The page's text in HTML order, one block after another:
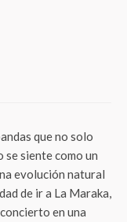
que no solo
se siente como un
evolución natural
de ir a La Maraka,
en una